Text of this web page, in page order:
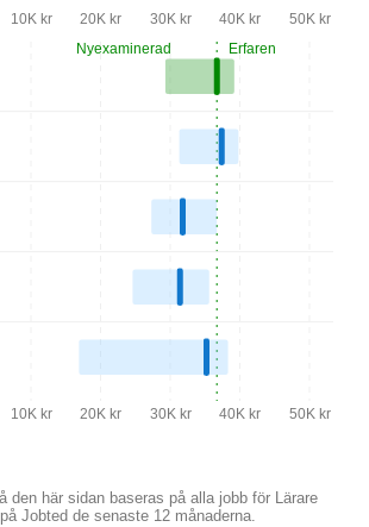
10K kr 20K kr 30K kr 40K kr 50K kr
10K kr 20K kr 30K kr 40K kr 50K kr
Nyexaminerad Erfaren
den här sidan baseras på alla jobb för Lärare
Jobted de senaste 12 månaderna.